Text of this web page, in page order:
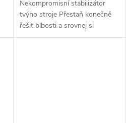
Nekompromisní stabilizátor
tvýho stroje Přestaň konečně
řešit blbosti a srovnej si
základy, na kterých tvůj výkon